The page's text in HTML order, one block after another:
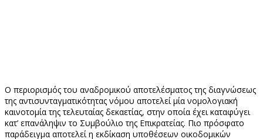
Ο περιορισμός του αναδρομικού αποτελέσματος της διαγνώσεως
της αντισυνταγματικότητας νόμου αποτελεί μία νομολογιακή
καινοτομία της τελευταίας δεκαετίας, στην οποία έχει καταφύγει
κατ’ επανάληψιν το Συμβούλιο της Επικρατείας. Πιο πρόσφατο
παράδειγμα αποτελεί η εκδίκαση υποθέσεων οικοδομικών